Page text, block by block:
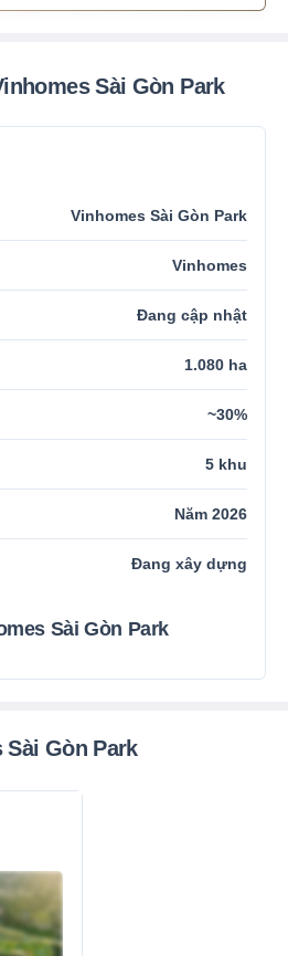
Sài Gòn Park
Vinhomes Sài Gòn Park
Vinhomes
Đang cập nhật
1.080 ha
~30%
5 khu
Năm 2026
Đang xây dựng
Sài Gòn Park
Sài Gòn Park